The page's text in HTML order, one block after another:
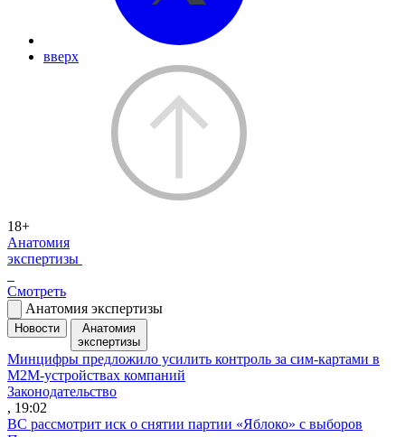
вверх
18+
Анатомия
экспертизы
Смотреть
Анатомия экспертизы
Новости
Анатомия
экспертизы
Минцифры предложило усилить контроль за сим-картами в
M2M-устройствах компаний
Законодательство
, 19:02
ВС рассмотрит иск о снятии партии «Яблоко» с выборов